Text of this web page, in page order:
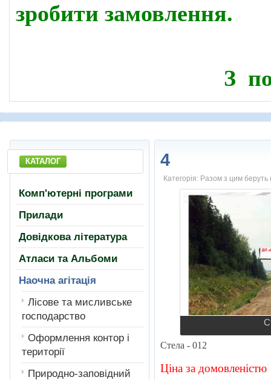
зробити замовлення.
З
4
Категорія: Разом з цим беруть
Стела - 012
Ціна за домовленістю
КАТАЛОГ
Комп'ютерні програми
Прилади
Довідкова література
Атласи та Альбоми
Наочна агітація
Лiсове та мисливське
господарство
Оформлення контор і
території
Природно-заповідний